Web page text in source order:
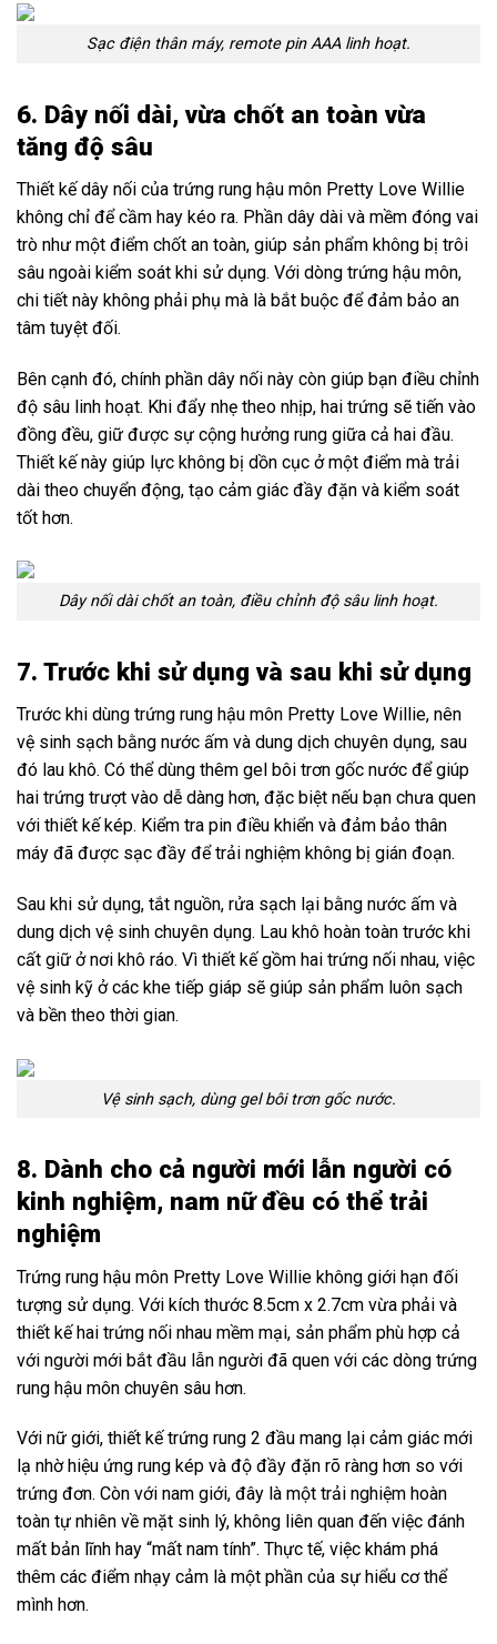
Sạc điện thân máy, remote pin AAA linh hoạt.
6. Dây nối dài, vừa chốt an toàn vừa
tăng độ sâu
Thiết kế dây nối của trứng rung hậu môn Pretty Love Willie
không chỉ để cầm hay kéo ra. Phần dây dài và mềm đóng vai
trò như một điểm chốt an toàn, giúp sản phẩm không bị trôi
sâu ngoài kiểm soát khi sử dụng. Với dòng trứng hậu môn,
chi tiết này không phải phụ mà là bắt buộc để đảm bảo an
tâm tuyệt đối.
Bên cạnh đó, chính phần dây nối này còn giúp bạn điều chỉnh
độ sâu linh hoạt. Khi đẩy nhẹ theo nhịp, hai trứng sẽ tiến vào
đồng đều, giữ được sự cộng hưởng rung giữa cả hai đầu.
Thiết kế này giúp lực không bị dồn cục ở một điểm mà trải
dài theo chuyển động, tạo cảm giác đầy đặn và kiểm soát
tốt hơn.
Dây nối dài chốt an toàn, điều chỉnh độ sâu linh hoạt.
7. Trước khi sử dụng và sau khi sử dụng
Trước khi dùng trứng rung hậu môn Pretty Love Willie, nên
vệ sinh sạch bằng nước ấm và dung dịch chuyên dụng, sau
đó lau khô. Có thể dùng thêm gel bôi trơn gốc nước để giúp
hai trứng trượt vào dễ dàng hơn, đặc biệt nếu bạn chưa quen
với thiết kế kép. Kiểm tra pin điều khiển và đảm bảo thân
máy đã được sạc đầy để trải nghiệm không bị gián đoạn.
Sau khi sử dụng, tắt nguồn, rửa sạch lại bằng nước ấm và
dung dịch vệ sinh chuyên dụng. Lau khô hoàn toàn trước khi
cất giữ ở nơi khô ráo. Vì thiết kế gồm hai trứng nối nhau, việc
vệ sinh kỹ ở các khe tiếp giáp sẽ giúp sản phẩm luôn sạch
và bền theo thời gian.
Vệ sinh sạch, dùng gel bôi trơn gốc nước.
8. Dành cho cả người mới lẫn người có
kinh nghiệm, nam nữ đều có thể trải
nghiệm
Trứng rung hậu môn Pretty Love Willie không giới hạn đối
tượng sử dụng. Với kích thước 8.5cm x 2.7cm vừa phải và
thiết kế hai trứng nối nhau mềm mại, sản phẩm phù hợp cả
với người mới bắt đầu lẫn người đã quen với các dòng trứng
rung hậu môn chuyên sâu hơn.
Với nữ giới, thiết kế trứng rung 2 đầu mang lại cảm giác mới
lạ nhờ hiệu ứng rung kép và độ đầy đặn rõ ràng hơn so với
trứng đơn. Còn với nam giới, đây là một trải nghiệm hoàn
toàn tự nhiên về mặt sinh lý, không liên quan đến việc đánh
mất bản lĩnh hay “mất nam tính”. Thực tế, việc khám phá
thêm các điểm nhạy cảm là một phần của sự hiểu cơ thể
mình hơn.